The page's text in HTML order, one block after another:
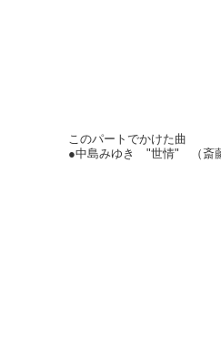
このパートでかけた曲
●中島みゆき "世情" （斎